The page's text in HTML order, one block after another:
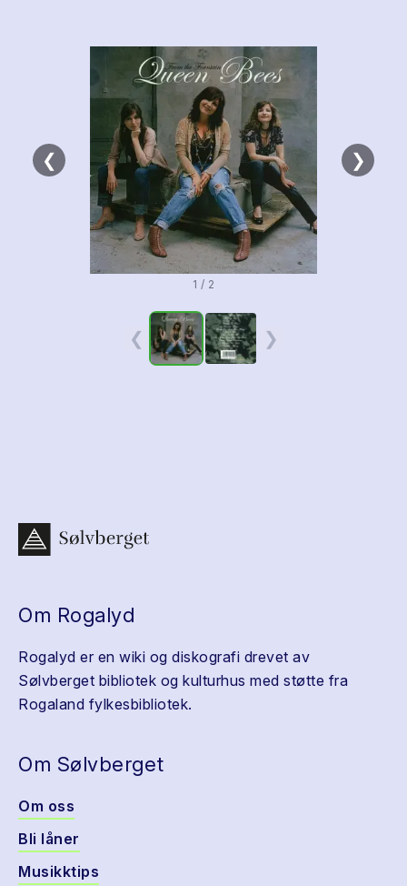
❮ ❯
1 / 2
❮ ❯
Om Rogalyd
Rogalyd er en wiki og diskografi drevet av
Sølvberget bibliotek og kulturhus med støtte fra
Rogaland fylkesbibliotek.
Om Sølvberget
Om oss
Bli låner
Musikktips